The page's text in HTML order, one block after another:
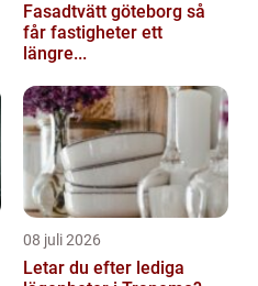
Fasadtvätt göteborg så
får fastigheter ett
längre...
08 juli 2026
Letar du efter lediga